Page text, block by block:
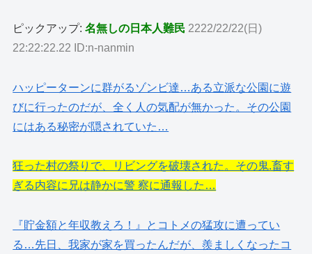
ピックアップ:名無しの日本人難民 2222/22/22(日)
22:22:22.22 ID:n-nanmin
ハッピーターンに群がるゾンビ達…ある立派な公園に遊
びに行ったのだが、全く人の気配が無かった。その公園
にはある秘密が隠されていた…
狂った村の祭りで、リビングを破壊された。その鬼.畜す
ぎる内容に兄は静かに警 察に通報した…
『貯金額と年収教えろ！』とコトメの猛攻に遭ってい
る…先日、我家が家を買ったんだが、羨ましくなったコ